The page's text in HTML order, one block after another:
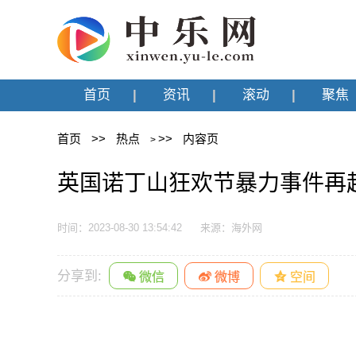
首页 资讯 滚动 聚焦
首页 >> 热点 > >> 内容页
英国诺丁山狂欢节暴力事件
时间：2023-08-30 13:54:42 来源：海外网
分享到: